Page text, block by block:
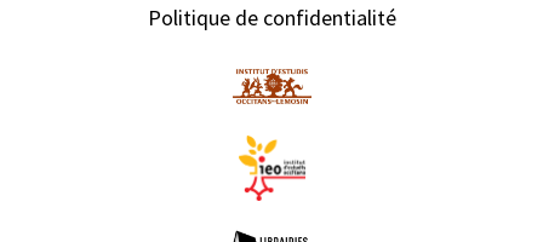
Politique de confidentialité